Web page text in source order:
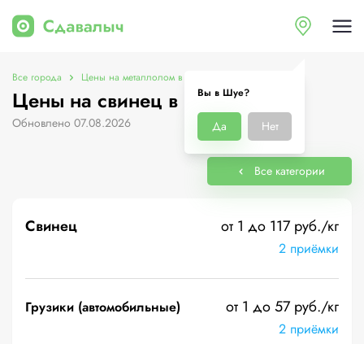
Вы в Шуе?
Да Нет
Все города Цены на металлолом в Шуе
Цены на свинец в Шуе
Обновлено 07.08.2026
Все категории
Свинец от 1 до 117 руб./кг
2 приёмки
Грузики (автомобильные) от 1 до 57 руб./кг
2 приёмки